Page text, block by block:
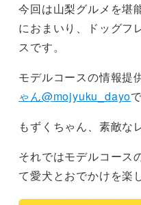
今回は山梨グルメを堪
におまいり、ドッグフ
スです。
モデルコースの情報提
ゃん@mojyuku_dayo
もずくちゃん、素敵な
それではモデルコース
て愛犬とおでかけを楽